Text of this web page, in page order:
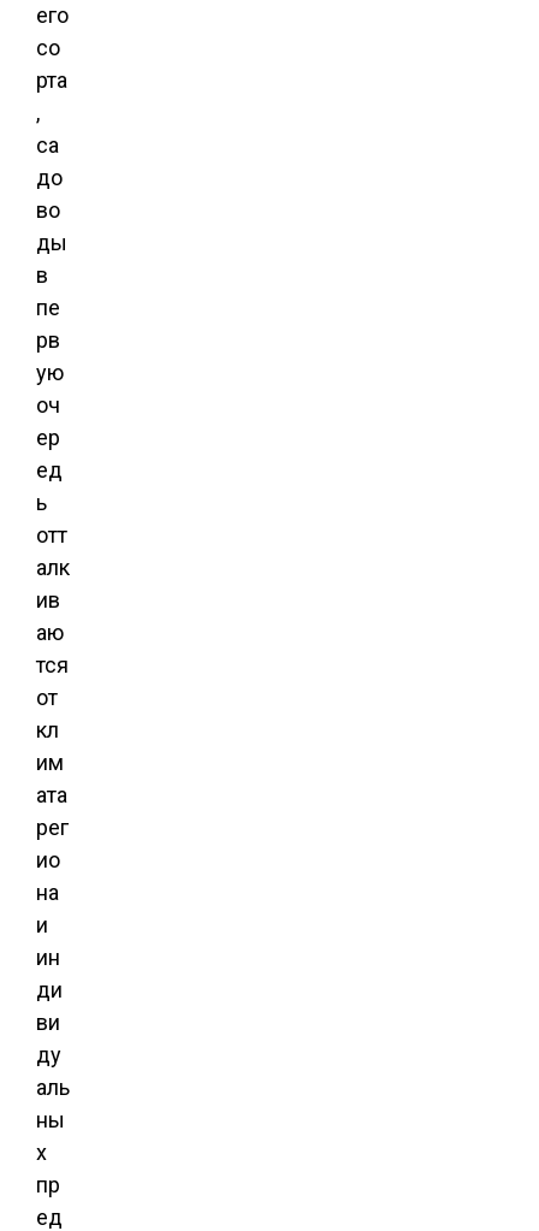
его
со
рта
,
са
до
во
ды
в
пе
рв
ую
оч
ер
ед
ь
отт
алк
ив
аю
тся
от
кл
им
ата
рег
ио
на
и
ин
ди
ви
ду
аль
ны
х
пр
ед